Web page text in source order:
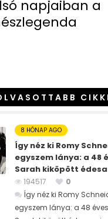
napjaiban a
8 HÓNAP AGO
Így néz ki Romy
egyszem lánya: a 48
Sarah kiköpött
194517
0
Így néz ki Romy
egyszem lánya: a 48 éves